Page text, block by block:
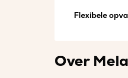
Flexibele
Over